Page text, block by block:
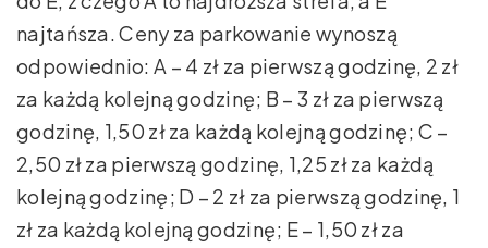
najtańsza. Ceny za parkowanie wynoszą
odpowiednio: A – 4 zł za pierwszą godzinę, 2 zł
za każdą kolejną godzinę; B – 3 zł za pierwszą
godzinę, 1,50 zł za każdą kolejną godzinę; C –
2,50 zł za pierwszą godzinę, 1,25 zł za każdą
kolejną godzinę; D – 2 zł za pierwszą godzinę, 1
zł za każdą kolejną godzinę; E – 1,50 zł za